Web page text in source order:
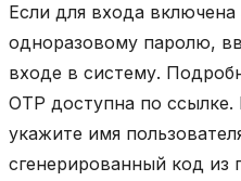
Если для входа
одноразовому паролю,
входе в систему.
OTP доступна по
укажите имя
сгенерированный код